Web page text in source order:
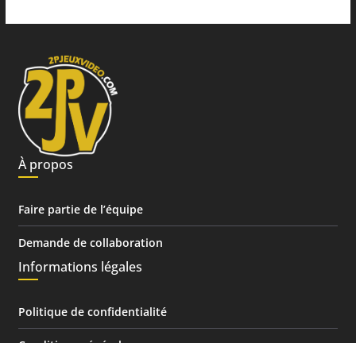
À propos
Faire partie de l’équipe
Demande de collaboration
Informations légales
Politique de confidentialité